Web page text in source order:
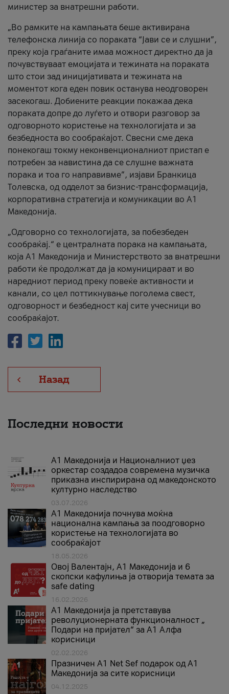
министер за внатрешни работи.
„Во рамките на кампањата беше активирана
телефонска линија со пораката “Јави се и слушни”,
преку која граѓаните имаа можност директно да ја
почувствуваат емоцијата и тежината на пораката
што стои зад иницијативата и тежината на
моментот кога еден повик останува неодговорен
засекогаш. Добиените реакции покажаа дека
пораката допре до луѓето и отвори разговор за
одговорното користење на технологијата и за
безбедноста во сообраќајот. Свесни сме дека
понекогаш токму неконвенционалниот пристап е
потребен за навистина да се слушне важната
порака и тоа го направивме”, изјави Бранкица
Толевска, од одделот за бизнис-трансформација,
корпоративна стратегија и комуникации во А1
Македонија.
„Одговорно со технологијата, за побезбеден
сообраќај.“ е централната порака на кампањата,
која A1 Македонија и Министерството за внатрешни
работи ќе продолжат да ја комуницираат и во
наредниот период преку повеќе активности и
канали, со цел поттикнување поголема свест,
одговорност и безбедност кај сите учесници во
сообраќајот.
Назад
Последни новости
А1 Македонија и Националниот џез
оркестар создадоа современа музичка
приказна инспирирана од македонското
културно наследство
03.07.2026
A1 Македонија почнува моќна
национална кампања за поодговорно
користење на технологијата во
сообраќајот
18.05.2026
Овој Валентајн, A1 Македонија и 6
скопски кафулиња ја отворија темата за
safe dating
16.02.2026
А1 Македонија ја претставува
револуционерната функционалност „
Подари на пријател“ за А1 Алфа
корисници
02.02.2026
Празничен A1 Net Sеf подарок од А1
Македонија за сите корисници
04.12.2025